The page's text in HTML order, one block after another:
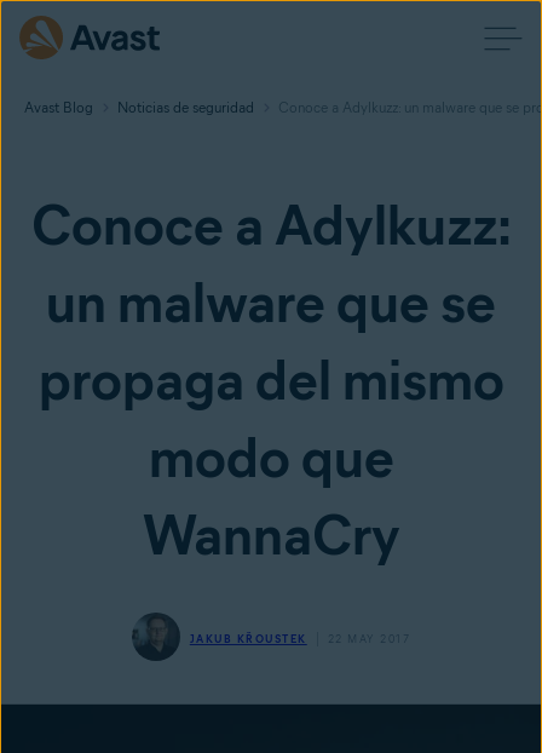
Avast Blog Noticias de seguridad Conoce a Adylkuzz: un malware que se
Conoce a Adylkuzz:
un malware que se
propaga del mismo
modo que
WannaCry
JAKUB KŘOUSTEK 22 MAY 2017